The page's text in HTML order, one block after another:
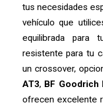
tus necesidades
vehículo que
equilibrada para
resistente para tu
un crossover,
AT3, BF Goodrich
ofrecen excelente